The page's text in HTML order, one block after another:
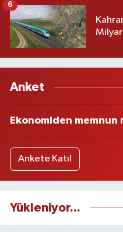
6
Anket
Ekonomiden memnun
Ankete Katıl
Yükleniyor...